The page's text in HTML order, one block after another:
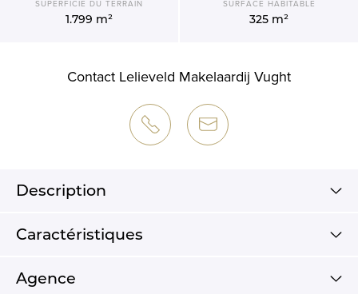
SUPERFICIE DU TERRAIN
1.799 m²
SURFACE HABITABLE
325 m²
Contact Lelieveld Makelaardij Vught
Description
Caractéristiques
Agence